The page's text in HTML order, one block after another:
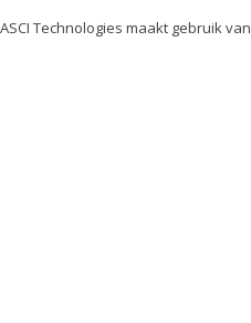
ASCI Technologies maakt gebruik van